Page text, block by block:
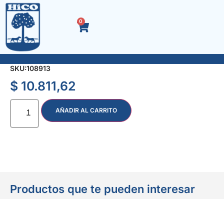
0
SERRUCHO P/CARPINTERO DE 45 cms.
SKU:108913
$ 10.811,62
AÑADIR AL CARRITO
Productos que te pueden interesar